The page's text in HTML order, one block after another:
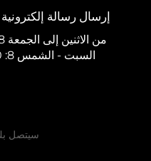
إرسال رسالة
من الاثنين إلى الجمعة 8: 00 صباحاً - 12: 00 مساءً
السبت - الشمس 8: 00 صباحا - 10:00 مساء
سيتصل بك